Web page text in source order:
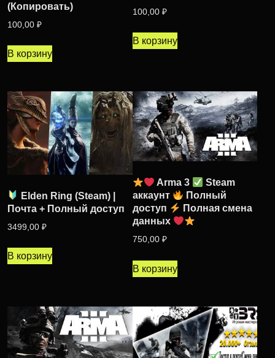
(Копировать)
100,00 ₽
В корзину
100,00 ₽
В корзину
Elden Ring (Steam) |
Почта + Полный доступ
3499,00 ₽
В корзину
Arma 3
Steam
аккаунт
Полный
доступ
Полная смена
данных
750,00 ₽
В корзину